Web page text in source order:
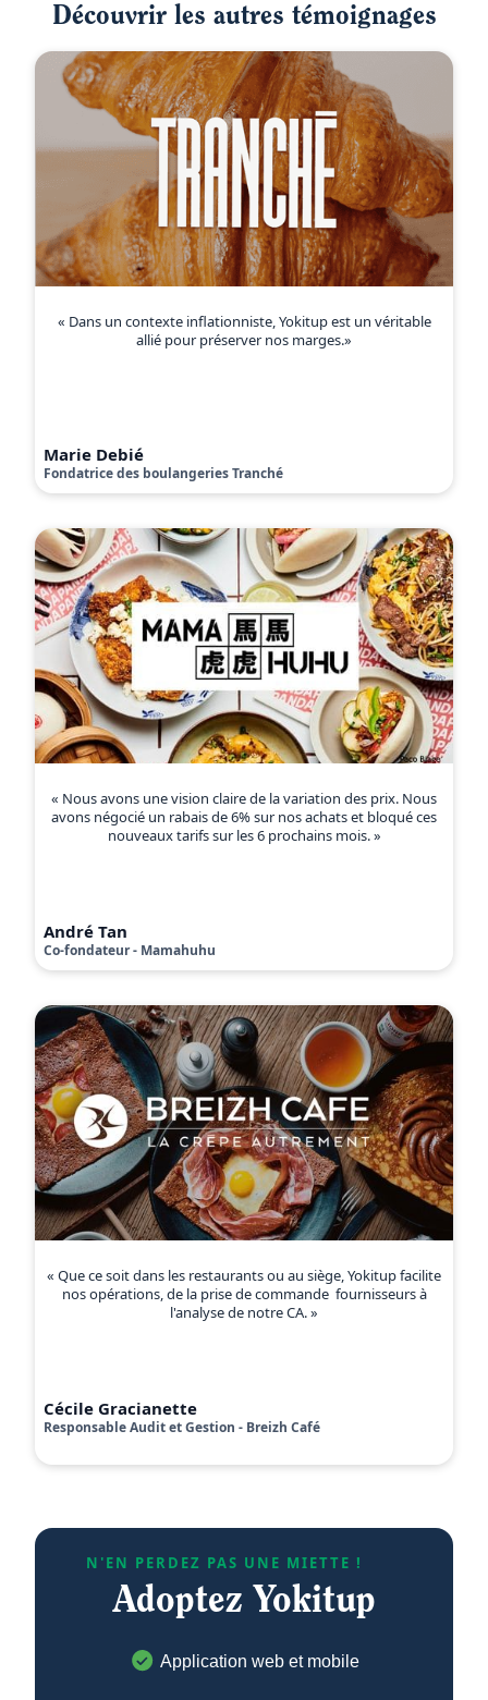
Découvrir les autres témoignages
« Dans un contexte inflationniste, Yokitup est un véritable
allié pour préserver nos marges.»
Marie Debié
Fondatrice des boulangeries Tranché
« Nous avons une vision claire de la variation des prix. Nous
avons négocié un rabais de 6% sur nos achats et bloqué ces
nouveaux tarifs sur les 6 prochains mois. »
André Tan
Co-fondateur - Mamahuhu
« Que ce soit dans les restaurants ou au siège, Yokitup facilite
nos opérations, de la prise de commande fournisseurs à
l'analyse de notre CA. »
Cécile Gracianette
Responsable Audit et Gestion - Breizh Café
N'EN PERDEZ PAS UNE MIETTE !
Adoptez Yokitup
Application web et mobile